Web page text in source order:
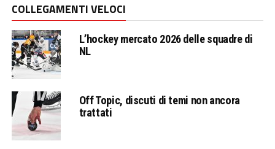
COLLEGAMENTI VELOCI
L’hockey mercato 2026 delle squadre di
NL
Off Topic, discuti di temi non ancora
trattati